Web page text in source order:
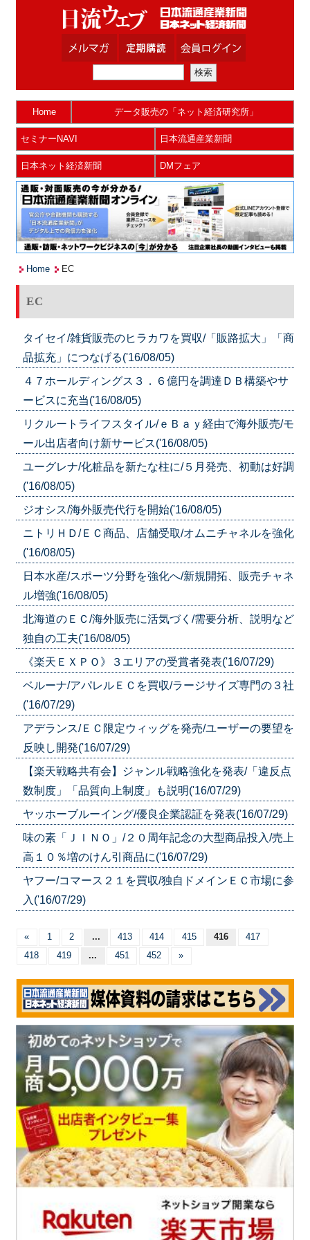
Home データ販売の「ネット経済研究所」
セミナーNAVI 日本流通産業新聞
日本ネット経済新聞 DMフェア
Home EC
EC
タイセイ/雑貨販売のヒラカワを買収/「販路拡大」「商
品拡充」につなげる('16/08/05)
４７ホールディングス３．６億円を調達ＤＢ構築やサ
ービスに充当('16/08/05)
リクルートライフスタイル/ｅＢａｙ経由で海外販売/モ
ール出店者向け新サービス('16/08/05)
ユーグレナ/化粧品を新たな柱に/５月発売、初動は好調
('16/08/05)
ジオシス/海外販売代行を開始('16/08/05)
ニトリＨＤ/ＥＣ商品、店舗受取/オムニチャネルを強化
('16/08/05)
日本水産/スポーツ分野を強化へ/新規開拓、販売チャネ
ル増強('16/08/05)
北海道のＥＣ/海外販売に活気づく/需要分析、説明など
独自の工夫('16/08/05)
《楽天ＥＸＰＯ》３エリアの受賞者発表('16/07/29)
ベルーナ/アパレルＥＣを買収/ラージサイズ専門の３社
('16/07/29)
アデランス/ＥＣ限定ウィッグを発売/ユーザーの要望を
反映し開発('16/07/29)
【楽天戦略共有会】ジャンル戦略強化を発表/「違反点
数制度」「品質向上制度」も説明('16/07/29)
ヤッホーブルーイング/優良企業認証を発表('16/07/29)
味の素「ＪＩＮＯ」/２０周年記念の大型商品投入/売上
高１０％増のけん引商品に('16/07/29)
ヤフー/コマース２１を買収/独自ドメインＥＣ市場に参
入('16/07/29)
« 1 2 ... 413 414 415 416
417
418
419 ... 451 452 »